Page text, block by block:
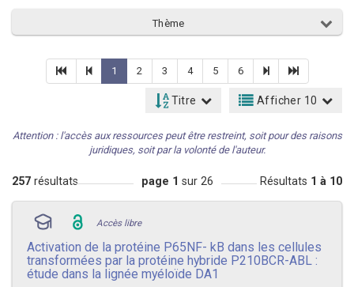
Thème
1 2 3 4 5 6
Titre Afficher 10
Attention : l'accès aux ressources peut être restreint, soit pour des raisons
juridiques, soit par la volonté de l'auteur.
257 résultats page 1 sur 26 Résultats 1 à 10
Accès libre
Activation de la protéine P65NF- kB dans les cellules
transformées par la protéine hybride P210BCR-ABL :
étude dans la lignée myéloïde DA1